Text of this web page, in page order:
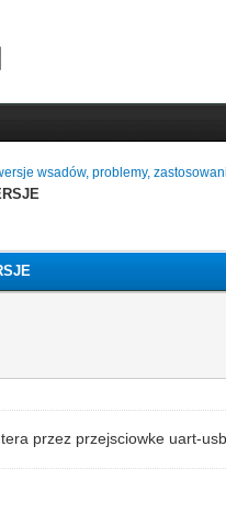
wsadów, problemy,
przez przejsciowke uart-